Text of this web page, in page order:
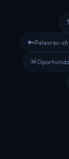
🔑Palavras-
📊